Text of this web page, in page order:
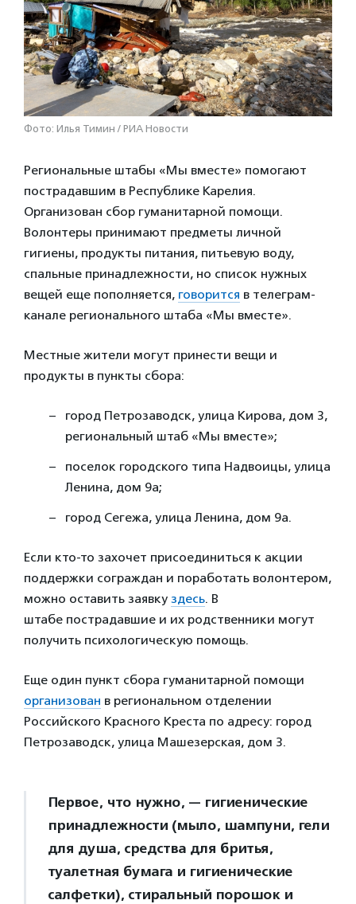
Фото: Илья Тимин / РИА Новости
Региональные штабы «Мы вместе» помогают
пострадавшим в Республике Карелия.
Организован сбор гуманитарной помощи.
Волонтеры принимают предметы личной
гигиены, продукты питания, питьевую воду,
спальные принадлежности, но список нужных
вещей еще пополняется, говорится в телеграм-
канале регионального штаба «Мы вместе».
Местные жители могут принести вещи и
продукты в пункты сбора:
город Петрозаводск, улица Кирова, дом 3,
региональный штаб «Мы вместе»;
поселок городского типа Надвоицы, улица
Ленина, дом 9а;
город Сегежа, улица Ленина, дом 9а.
Если кто-то захочет присоединиться к акции
поддержки сограждан и поработать волонтером,
можно оставить заявку здесь. В
штабе пострадавшие и их родственники могут
получить психологическую помощь.
Еще один пункт сбора гуманитарной помощи
организован в региональном отделении
Российского Красного Креста по адресу: город
Петрозаводск, улица Машезерская, дом 3.
Первое, что нужно, — гигиенические
принадлежности (мыло, шампуни, гели
для душа, средства для бритья,
туалетная бумага и гигиенические
салфетки), стиральный порошок и